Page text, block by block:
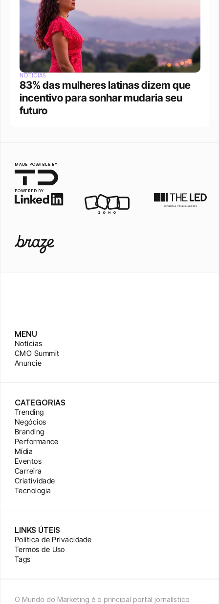
NOTÍCIAS
83% das mulheres latinas dizem que
incentivo para sonhar mudaria seu
futuro
MADE POSSIBLE BY
POWERED BY
MENU
Notícias
CMO Summit
Anuncie
CATEGORIAS
Trending
Negócios
Branding
Performance
Mídia
Eventos
Carreira
Criatividade
Tecnologia
LINKS ÚTEIS
Política de Privacidade
Termos de Uso
Tags
O Mundo do Marketing é o principal portal jornalístico